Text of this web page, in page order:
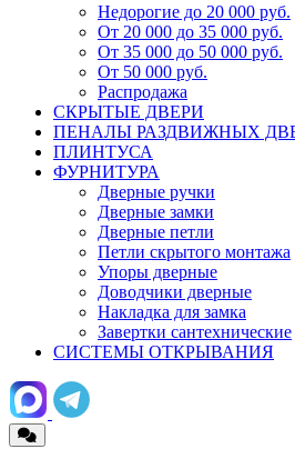
Недорогие до 20 000 руб.
От 20 000 до 35 000 руб.
От 35 000 до 50 000 руб.
От 50 000 руб.
Распродажа
СКРЫТЫЕ ДВЕРИ
ПЕНАЛЫ РАЗДВИЖНЫХ
ПЛИНТУСА
ФУРНИТУРА
Дверные ручки
Дверные замки
Дверные петли
Петли скрытого монтажа
Упоры дверные
Доводчики дверные
Накладка для замка
Завертки сантехнические
СИСТЕМЫ ОТКРЫВАНИЯ